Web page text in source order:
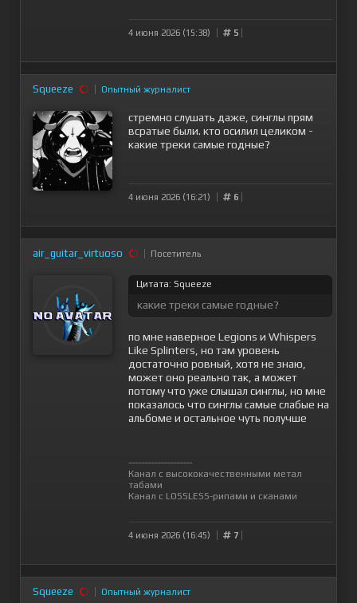
4 июня 2026 (15:38) 5
Squeeze Опытный журналист
стремно слушать даже, синглы прям
всратые были. кто осилил целиком -
какие треки самые годные?
4 июня 2026 (16:21) 6
air_guitar_virtuoso Посетитель
Цитата: Squeeze
какие треки самые годные?
по мне наверное Legions и Whispers
Like Splinters, но там уровень
достаточно ровный, хотя не знаю,
может оно реально так, а может
потому что уже слышал синглы, но мне
показалось что синглы самые слабые на
альбоме и остальное чуть получше
--------------------
Канал с высококачественными метал
табами
Канал с LOSSLESS-рипами и сканами
4 июня 2026 (16:45) 7
Squeeze Опытный журналист